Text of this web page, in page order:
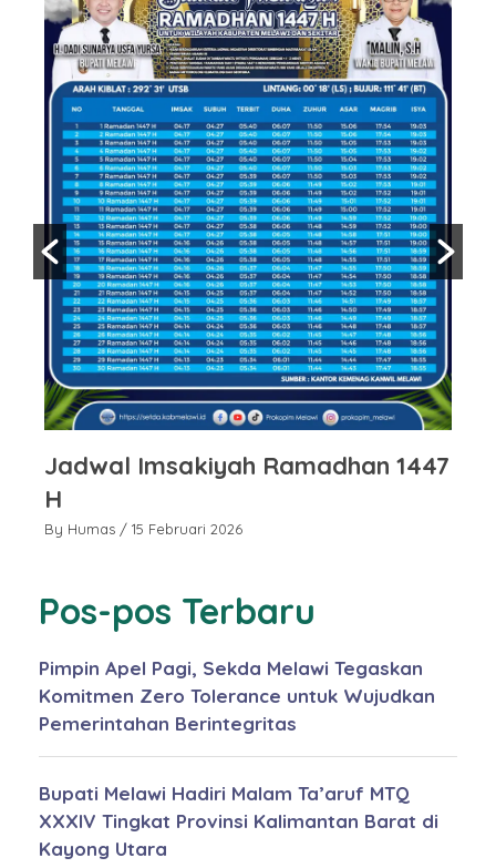
Jadwal Imsakiyah Ramadhan 1447
H
By Humas / 15 Februari 2026
Pos-pos Terbaru
Pimpin Apel Pagi, Sekda Melawi Tegaskan
Komitmen Zero Tolerance untuk Wujudkan
Pemerintahan Berintegritas
Bupati Melawi Hadiri Malam Ta’aruf MTQ
XXXIV Tingkat Provinsi Kalimantan Barat di
Kayong Utara